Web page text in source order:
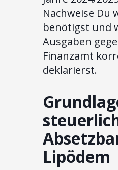
Nachweise Du
benötigst und
Ausgaben
Finanzamt
deklarierst.
Lipödem